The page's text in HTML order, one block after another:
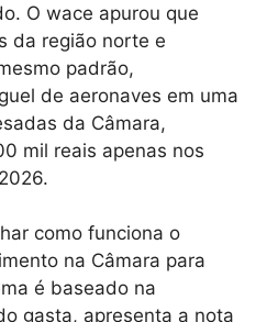
O wace apurou que
da região norte e
padrão,
de aeronaves em uma
da Câmara,
mil reais apenas nos
como funciona o
na Câmara para
é baseado na
gasta, apresenta a nota